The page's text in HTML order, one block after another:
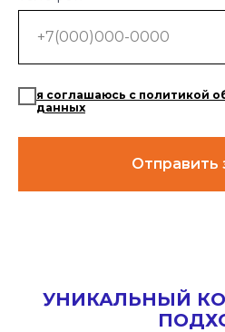
я соглашаюсь с политикой
данных
Отправить
УНИКАЛЬНЫЙ